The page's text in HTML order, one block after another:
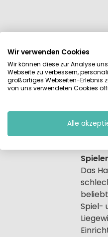
Der
einem
Das
Spiel-
Wir verwenden Cookies
Wir können diese zur Analyse
Webseite zu verbessern,
großartiges Webseiten-Erlebnis
von uns verwendeten Cookies
Alle